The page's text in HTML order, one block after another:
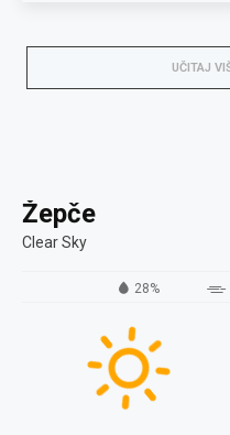
UČITAJ
Žepče
Clear Sky
28%